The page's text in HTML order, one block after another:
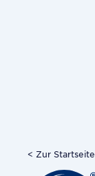
< Zur Startseite